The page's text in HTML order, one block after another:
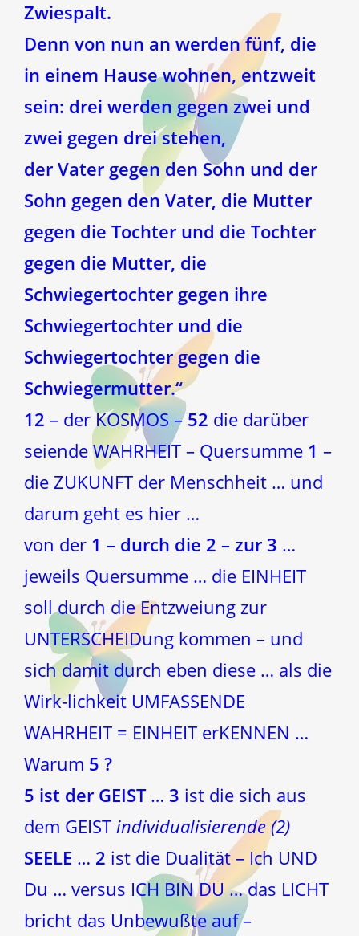
Zwiespalt.
Denn von nun an werden fünf, die
in einem Hause wohnen, entzweit
sein: drei werden gegen zwei und
zwei gegen drei stehen,
der Vater gegen den Sohn und der
Sohn gegen den Vater, die Mutter
gegen die Tochter und die Tochter
gegen die Mutter, die
Schwiegertochter gegen ihre
Schwiegertochter und die
Schwiegertochter gegen die
Schwiegermutter.“
12 – der KOSMOS –52 die darüber
seiende WAHRHEIT – Quersumme 1 –
die ZUKUNFT der Menschheit … und
darum geht es hier …
von der 1 – durch die 2 – zur 3 …
jeweils Quersumme … die EINHEIT
soll durch die Entzweiung zur
UNTERSCHEIDung kommen – und
sich damit durch eben diese … als die
Wirk-lichkeit UMFASSENDE
WAHRHEIT = EINHEIT erKENNEN …
Warum 5 ?
5 ist der GEIST … 3 ist die sich aus
dem GEIST individualisierende (2)
SEELE … 2 ist die Dualität – Ich UND
Du … versus ICH BIN DU … das LICHT
bricht das Unbewußte auf –